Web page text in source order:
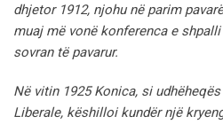
dhjetor 1912, njohu në parim
muaj më vonë konferenca e
sovran të pavarur.
Në vitin 1925 Konica, si
Liberale, këshilloi kundër një